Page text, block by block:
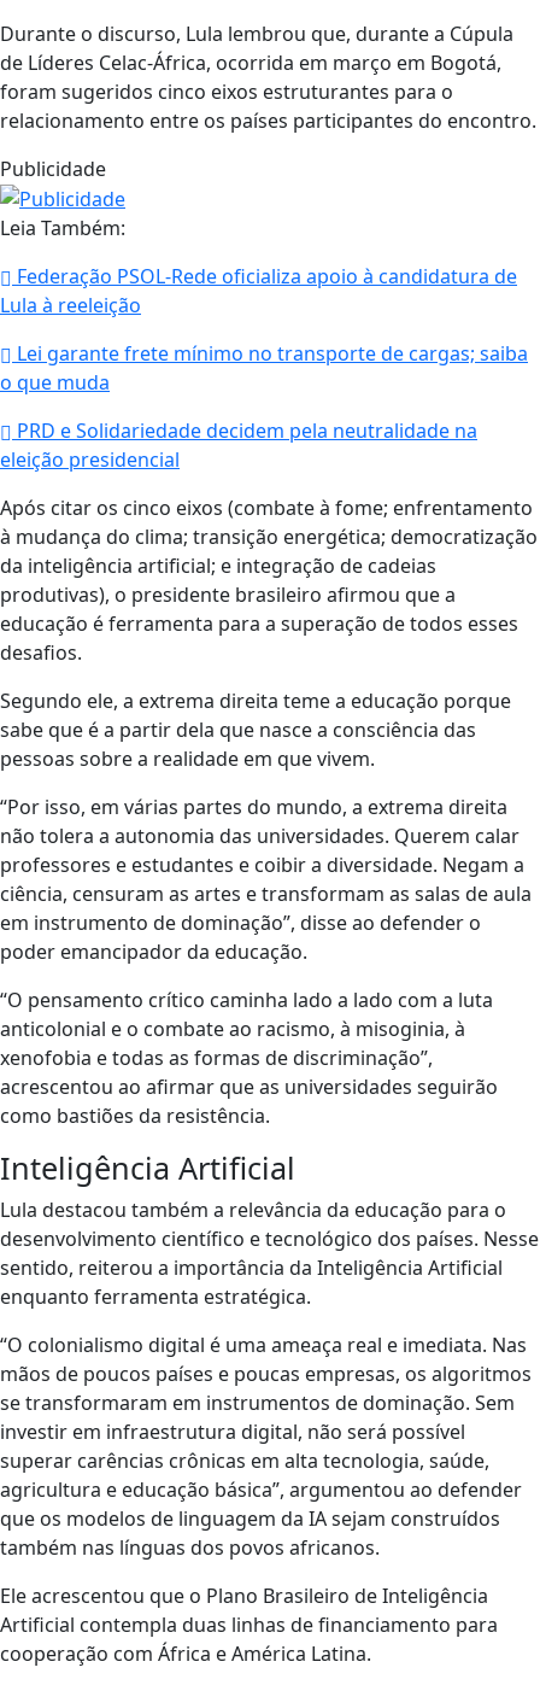
Durante o discurso, Lula lembrou que, durante a Cúpula
de Líderes Celac-África, ocorrida em março em Bogotá,
foram sugeridos cinco eixos estruturantes para o
relacionamento entre os países participantes do encontro.
Publicidade
Leia Também:
Federação PSOL-Rede oficializa apoio à candidatura de
Lula à reeleição
Lei garante frete mínimo no transporte de cargas; saiba
o que muda
PRD e Solidariedade decidem pela neutralidade na
eleição presidencial
Após citar os cinco eixos (combate à fome; enfrentamento
à mudança do clima; transição energética; democratização
da inteligência artificial; e integração de cadeias
produtivas), o presidente brasileiro afirmou que a
educação é ferramenta para a superação de todos esses
desafios.
Segundo ele, a extrema direita teme a educação porque
sabe que é a partir dela que nasce a consciência das
pessoas sobre a realidade em que vivem.
“Por isso, em várias partes do mundo, a extrema direita
não tolera a autonomia das universidades. Querem calar
professores e estudantes e coibir a diversidade. Negam a
ciência, censuram as artes e transformam as salas de aula
em instrumento de dominação”, disse ao defender o
poder emancipador da educação.
“O pensamento crítico caminha lado a lado com a luta
anticolonial e o combate ao racismo, à misoginia, à
xenofobia e todas as formas de discriminação”,
acrescentou ao afirmar que as universidades seguirão
como bastiões da resistência.
Inteligência Artificial
Lula destacou também a relevância da educação para o
desenvolvimento científico e tecnológico dos países. Nesse
sentido, reiterou a importância da Inteligência Artificial
enquanto ferramenta estratégica.
“O colonialismo digital é uma ameaça real e imediata. Nas
mãos de poucos países e poucas empresas, os algoritmos
se transformaram em instrumentos de dominação. Sem
investir em infraestrutura digital, não será possível
superar carências crônicas em alta tecnologia, saúde,
agricultura e educação básica”, argumentou ao defender
que os modelos de linguagem da IA sejam construídos
também nas línguas dos povos africanos.
Ele acrescentou que o Plano Brasileiro de Inteligência
Artificial contempla duas linhas de financiamento para
cooperação com África e América Latina.